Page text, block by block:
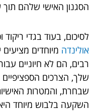
הסגנון האישי שלהם תוך
לסיכום, בעוד בגדי ריקוד
אולינדה מיוחדים
רבים, הם לא חיוניים
שלך, הצרכים
שבחרת, והמטרות
השקעה בלבוש מיוחד